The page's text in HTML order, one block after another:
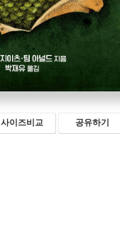
사이즈비교 공유하기